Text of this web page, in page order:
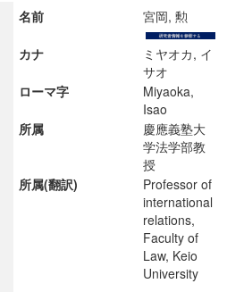
名前 宮岡, 勲
カナ
ミヤオカ, イ
サオ
ローマ字
Miyaoka,
Isao
所属
慶應義塾大
学法学部教
授
所属(翻訳)
Professor of
international
relations,
Faculty of
Law, Keio
University